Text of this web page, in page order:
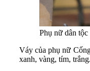
Phụ nữ dân
Váy của phụ nữ
xanh, vàng, tím,